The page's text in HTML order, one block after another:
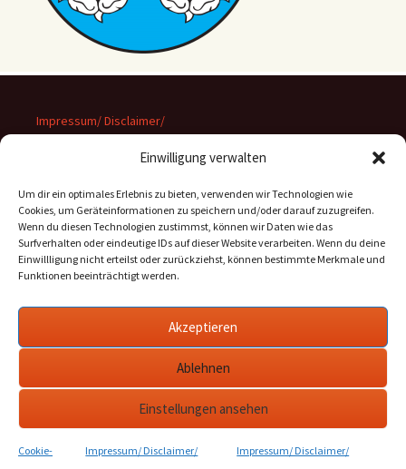
Einwilligung verwalten
Um dir ein optimales Erlebnis zu bieten, verwenden wir Technologien wie
Cookies, um Geräteinformationen zu speichern und/oder darauf zuzugreifen.
Wenn du diesen Technologien zustimmst, können wir Daten wie das
Surfverhalten oder eindeutige IDs auf dieser Website verarbeiten. Wenn du deine
Einwillligung nicht erteilst oder zurückziehst, können bestimmte Merkmale und
Funktionen beeinträchtigt werden.
Akzeptieren
Ablehnen
Einstellungen ansehen
Cookie-
Impressum/ Disclaimer/
Impressum/ Disclaimer/
Impressum/ Disclaimer/
Datenschutz
Suchen
nach:
Stolz präsentiert von WordPress